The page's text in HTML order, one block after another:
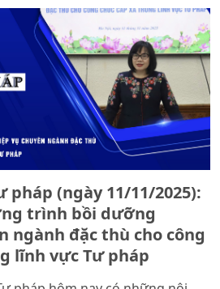
pháp (ngày 11/11/2025):
trình bồi dưỡng
ngành đặc thù cho công
lĩnh vực Tư pháp